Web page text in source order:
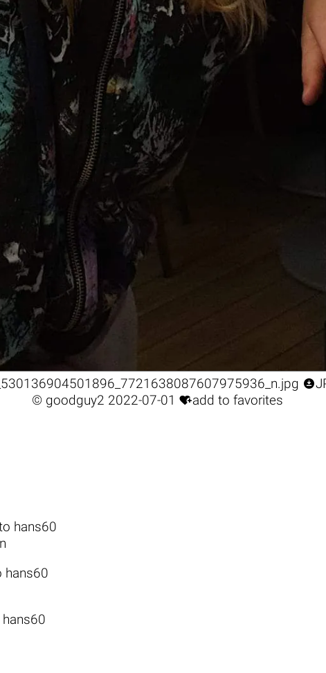

© goodguy2 2022-07-01 add to favorites
hans60
hans60